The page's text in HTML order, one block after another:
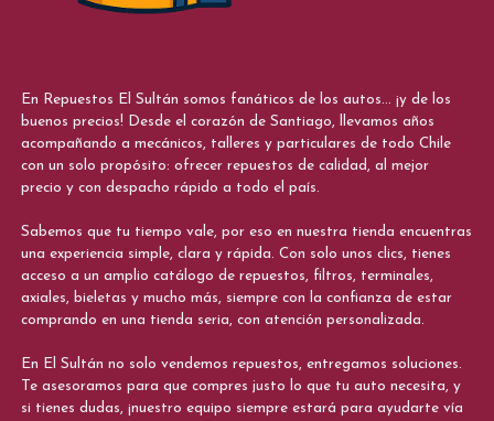
En Repuestos El Sultán somos fanáticos de los autos... ¡y de los
buenos precios! Desde el corazón de Santiago, llevamos años
acompañando a mecánicos, talleres y particulares de todo Chile
con un solo propósito: ofrecer repuestos de calidad, al mejor
precio y con despacho rápido a todo el país.
Sabemos que tu tiempo vale, por eso en nuestra tienda encuentras
una experiencia simple, clara y rápida. Con solo unos clics, tienes
acceso a un amplio catálogo de repuestos, filtros, terminales,
axiales, bieletas y mucho más, siempre con la confianza de estar
comprando en una tienda seria, con atención personalizada.
En El Sultán no solo vendemos repuestos, entregamos soluciones.
Te asesoramos para que compres justo lo que tu auto necesita, y
si tienes dudas, ¡nuestro equipo siempre estará para ayudarte vía